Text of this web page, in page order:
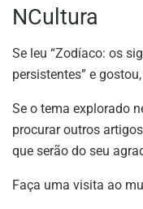
NCultura
Se leu “Zodíaco: os
persistentes” e
Se o tema explorado
procurar outros
que serão do seu
Faça uma visita ao